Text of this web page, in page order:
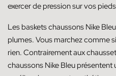
exercer de pression sur vos
Les baskets chaussons Nike
plumes. Vous marchez comme
rien. Contrairement aux
chaussons Nike Bleu